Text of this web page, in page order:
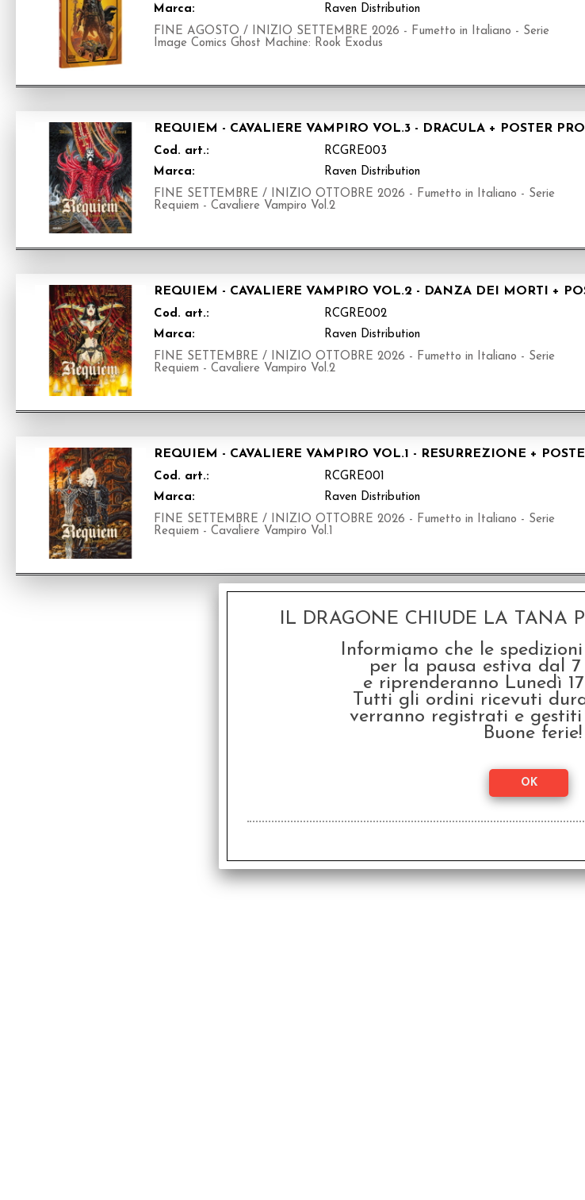
Marca:
Raven Distribution
FINE AGOSTO / INIZIO SETTEMBRE 2026 - Fumetto in Italiano - Serie
Image Comics Ghost Machine: Rook Exodus
REQUIEM - CAVALIERE VAMPIRO VOL.3 - DRACULA + POSTER
Cod. art.:
RCGRE003
Marca:
Raven Distribution
FINE SETTEMBRE / INIZIO OTTOBRE 2026 - Fumetto in Italiano - Serie
Requiem - Cavaliere Vampiro Vol.2
REQUIEM - CAVALIERE VAMPIRO VOL.2 - DANZA DEI MORTI +
Cod. art.:
RCGRE002
Marca:
Raven Distribution
FINE SETTEMBRE / INIZIO OTTOBRE 2026 - Fumetto in Italiano - Serie
Requiem - Cavaliere Vampiro Vol.2
REQUIEM - CAVALIERE VAMPIRO VOL.1 - RESURREZIONE +
Cod. art.:
RCGRE001
Marca:
Raven Distribution
FINE SETTEMBRE / INIZIO OTTOBRE 2026 - Fumetto in Italiano - Serie
Requiem - Cavaliere Vampiro Vol.1
5 risultati trovati (50 per pagina - 1 in totale)
IL DRAGONE CHIUDE LA TANA
Informiamo che le spedizioni
per la pausa estiva dal
e riprenderanno Lunedì
Tutti gli ordini ricevuti
verranno registrati e
Buone ferie!